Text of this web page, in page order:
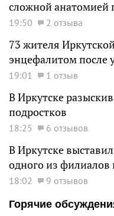
сложной анатомией
19:50 2 отзыва
73 жителя
энцефалитом после
19:01 1 отзыв
В Иркутске
подростков
18:25 6 отзывов
В Иркутске
одного из
18:02
9 отзывов
Горячие